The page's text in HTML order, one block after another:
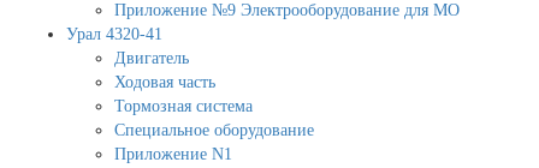
Приложение №9 Электрооборудование для МО
Урал 4320-41
Двигатель
Ходовая часть
Тормозная система
Специальное оборудование
Приложение N1